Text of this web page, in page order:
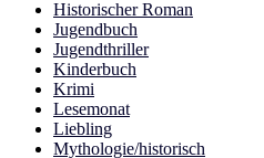
Historischer Roman
Jugendbuch
Jugendthriller
Kinderbuch
Krimi
Lesemonat
Liebling
Mythologie/historisch